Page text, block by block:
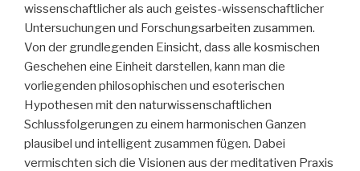
wissenschaftlicher als auch geistes-wissenschaftlicher
Untersuchungen und Forschungsarbeiten zusammen.
Von der grundlegenden Einsicht, dass alle kosmischen
Geschehen eine Einheit darstellen, kann man die
vorliegenden philosophischen und esoterischen
Hypothesen mit den naturwissenschaftlichen
Schlussfolgerungen zu einem harmonischen Ganzen
plausibel und intelligent zusammen fügen. Dabei
vermischten sich die Visionen aus der meditativen Praxis